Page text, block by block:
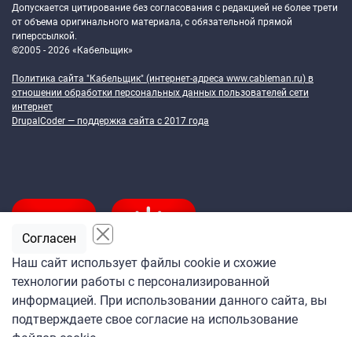
Допускается цитирование без согласования с редакцией не более трети
от объема оригинального материала, с обязательной прямой
гиперссылкой.
©2005 - 2026 «Кабельщик»
Политика сайта "Кабельщик" (интернет-адреса www.cableman.ru) в
отношении обработки персональных данных пользователей сети
интернет
DrupalCoder — поддержка сайта c 2017 года
Подпишитесь
на ежедневную рассылку
«Кабельщика»
Наш сайт использует файлы cookie и схожие
технологии работы с персонализированной
информацией. При использовании данного сайта, вы
подтверждаете свое согласие на использование
Согласен